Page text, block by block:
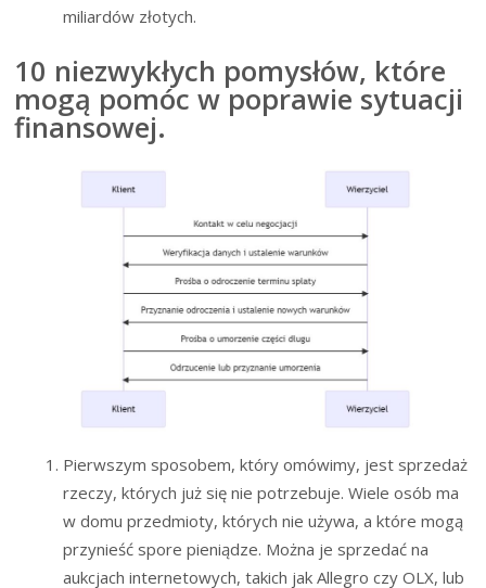
miliardów złotych.
10 niezwykłych pomysłów, które
mogą pomóc w poprawie sytuacji
finansowej.
Pierwszym sposobem, który omówimy, jest sprzedaż
rzeczy, których już się nie potrzebuje. Wiele osób ma
w domu przedmioty, których nie używa, a które mogą
przynieść spore pieniądze. Można je sprzedać na
aukcjach internetowych, takich jak Allegro czy OLX, lub